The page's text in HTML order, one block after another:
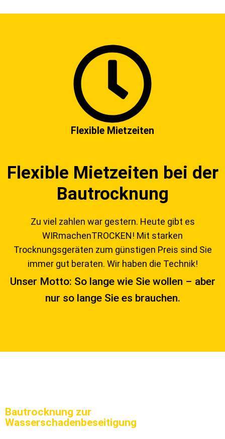
Flexible Mietzeiten
Flexible Mietzeiten bei der
Bautrocknung
Zu viel zahlen war gestern. Heute gibt es
WIRmachenTROCKEN! Mit starken
Trocknungsgeräten zum günstigen Preis sind Sie
immer gut beraten. Wir haben die Technik!
Unser Motto: So lange wie Sie wollen – aber
nur so lange Sie es brauchen.
Bautrocknung zur
Wasserschadenbeseitigung